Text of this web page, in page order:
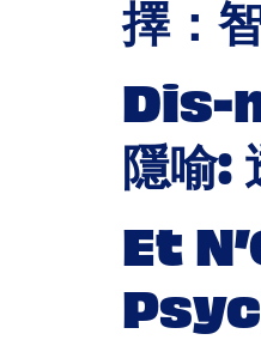
擇：
Dis-
隱喻:
Et